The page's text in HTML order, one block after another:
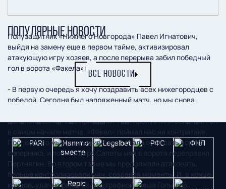
Полузащитник «Нижнего Новгорода» Павел Игнатович,
выйдя на замену еще в первом тайме, активизировал
атакующую игру хозяев, а после перерыва забил победный
гол в ворота «Факела»:
- В первую очередь я хочу поздравить всех нижегородцев с
победой. Сегодня был напряженный матч, но мы снова
дальнейшем мы еще прибавим. Увы, пропустили обидный гол
в самом начале матча. «Факел» поймал нас на контратаке.
После этого мы сразу оживились, стали осаждать ворота
соперника, и после удара Сапеты мяч в ворота переправил
Портнягин. Во втором тайме мы продолжали атаковать,
больше контролировали мяч, создавая моменты. И, в конце
концов, удачно разыграли штрафной, Паша Голышев
ПОПУЛЯРНЫЕ НОВОСТИ
ВСЕ НОВОСТИ